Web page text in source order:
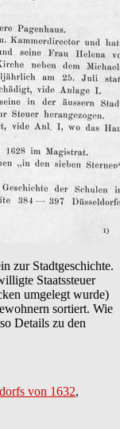
zur Stadtgeschichte.
Staatssteuer
umgelegt wurde)
sortiert. Wie
Details zu den
von 1632,